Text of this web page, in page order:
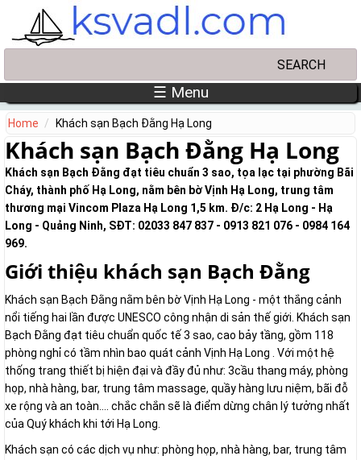
Skip to main content
☰ Menu
Home Khách sạn Bạch Đằng Hạ Long
Khách sạn Bạch Đằng Hạ Long
Khách sạn Bạch Đằng đạt tiêu chuẩn 3 sao, tọa lạc tại phường Bãi
Cháy, thành phố Hạ Long, nằm bên bờ Vịnh Hạ Long, trung tâm
thương mại Vincom Plaza Hạ Long 1,5 km. Đ/c: 2 Hạ Long - Hạ
Long - Quảng Ninh, SĐT: 02033 847 837 - 0913 821 076 - 0984 164
969.
Giới thiệu khách sạn Bạch Đằng
Khách sạn Bạch Đằng nằm bên bờ Vịnh Hạ Long - một thắng cảnh
nổi tiếng hai lần được UNESCO công nhận di sản thế giới. Khách sạn
Bạch Đằng đạt tiêu chuẩn quốc tế 3 sao, cao bảy tầng, gồm 118
phòng nghỉ có tầm nhìn bao quát cảnh Vịnh Hạ Long . Với một hệ
thống trang thiết bị hiện đại và đầy đủ như: 3cầu thang máy, phòng
họp, nhà hàng, bar, trung tâm massage, quầy hàng lưu niệm, bãi đỗ
xe rộng và an toàn…. chắc chắn sẽ là điểm dừng chân lý tưởng nhất
của Quý khách khi tới Hạ Long.
Khách sạn có các dịch vụ như: phòng họp, nhà hàng, bar, trung tâm